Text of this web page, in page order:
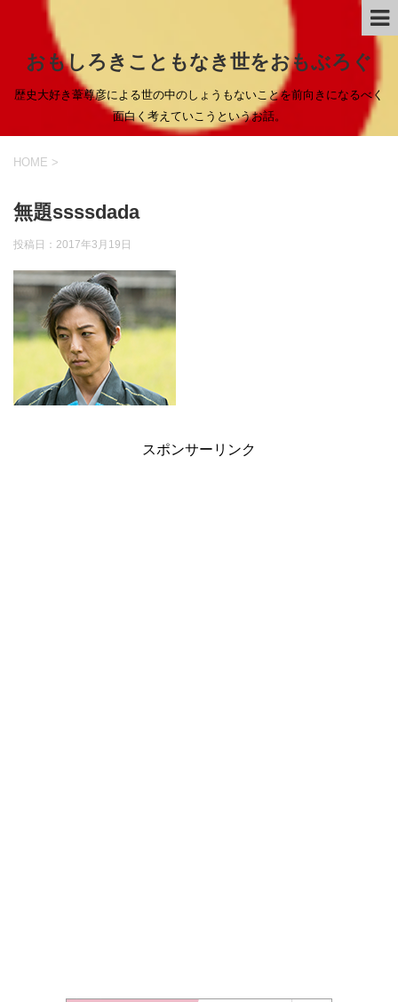
おもしろきこともなき世をおもぶろぐ
歴史大好き葦尊彦による世の中のしょうもないことを前向きになるべく
面白く考えていこうというお話。
HOME >
無題ssssdada
投稿日： 2017年3月19日
スポンサーリンク